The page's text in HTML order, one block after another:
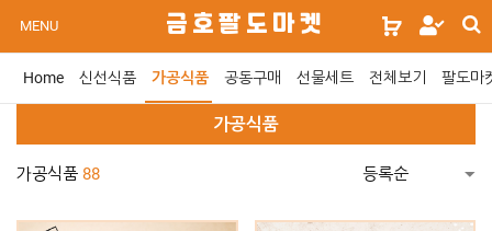
MENU 금호팔도마켓
로
인
구
Home 신선식품 가공식품 공동구매 선물세트 전체보기 팔도마
가공식품
가공식품 88